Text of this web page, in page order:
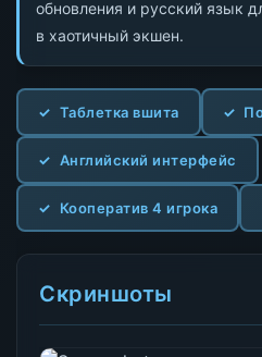
обновления и русский язык
в хаотичный экшен.
Таблетка вшита
Английский интерфейс
Кооператив 4 игрока
Скриншоты